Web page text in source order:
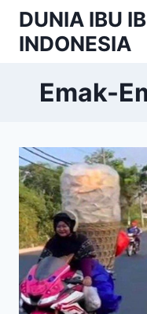
Skip
content
DUNIA IBU
INDONESIA
Emak-